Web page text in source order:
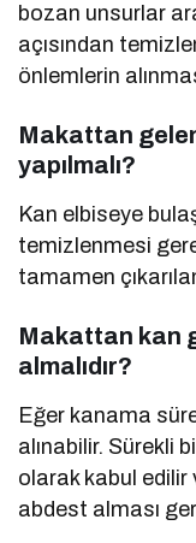
bozan unsurlar
açısından
önlemlerin
Makattan
yapılmalı?
Kan elbiseye
temizlenmesi
tamamen
Makattan kan
almalıdır?
Eğer kanama
alınabilir. Sürekli
olarak kabul edilir
abdest alması